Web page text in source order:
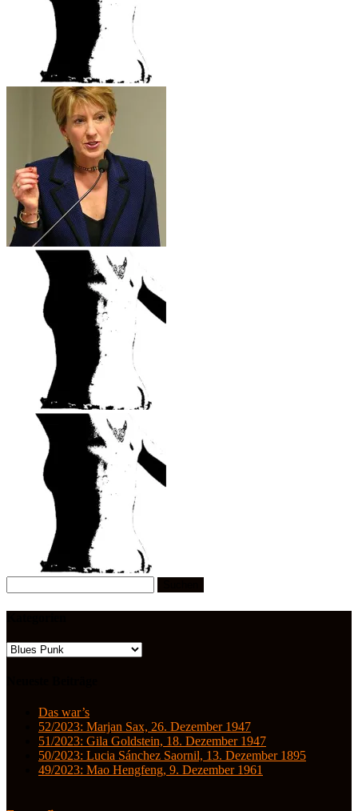
nach:
Kategorien
Das war’s
52/2023: Marjan Sax, 26. Dezember 1947
51/2023: Gila Goldstein, 18. Dezember 1947
50/2023: Lucia Sánchez Saornil, 13. Dezember 1895
49/2023: Mao Hengfeng, 9. Dezember 1961